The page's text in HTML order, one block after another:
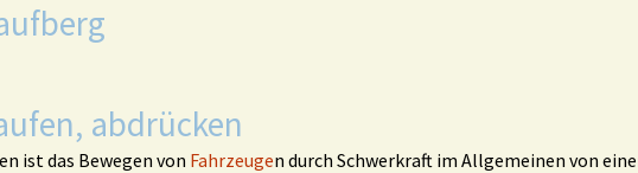
abdrücken
ist das Bewegen von Fahrzeugen durch Schwerkraft im Allgemeinen von